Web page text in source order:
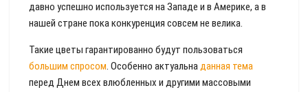
давно успешно используется на Западе и в Америке, а в
нашей стране пока конкуренция совсем не велика.
Такие цветы гарантированно будут пользоваться
большим спросом. Особенно актуальнаданная тема
перед Днем всех влюбленных и другими массовыми